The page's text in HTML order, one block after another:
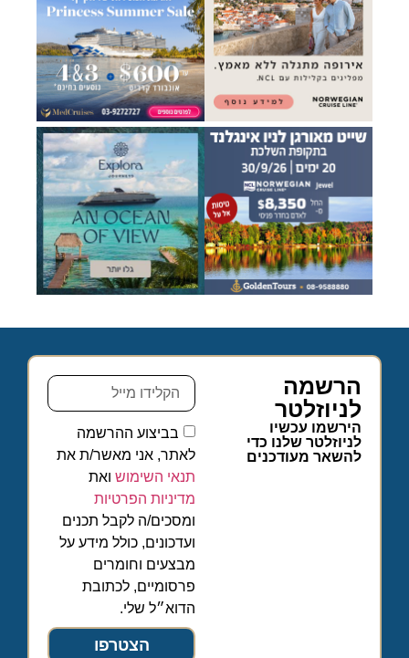
הרשמה
לניוזלטר
הירשמו עכשיו
לניוזלטר שלנו כדי
להשאר מעודכנים
בביצוע ההרשמה
לאתר, אני מאשר/ת את
תנאי השימוש ואת
מדיניות הפרטיות
ומסכים/ה לקבל תכנים
ועדכונים, כולל מידע על
מבצעים וחומרים
פרסומיים, לכתובת
הדוא״ל שלי.
הצטרפו